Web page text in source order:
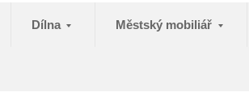
Dílna Městský mobiliář